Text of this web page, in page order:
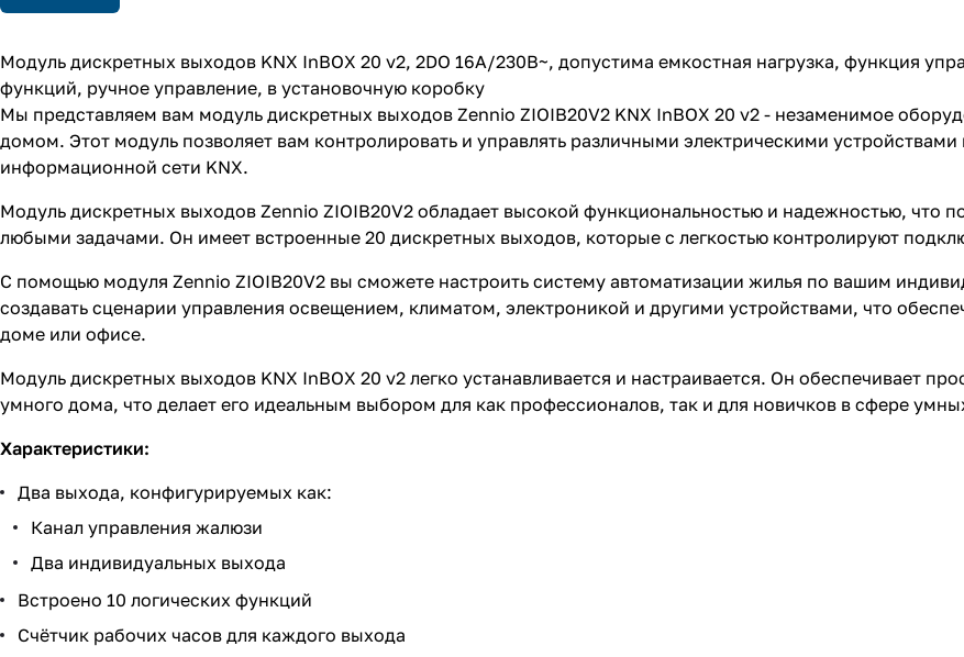
Модуль дискретных выходов KNX InBOX 20 v2, 2DO 16А/230В~, допустима емкостная нагрузка, функция
функций, ручное управление, в установочную коробку
Мы представляем вам модуль дискретных выходов Zennio ZIOIB20V2 KNX InBOX 20 v2 - незаменимое
домом. Этот модуль позволяет вам контролировать и управлять различными электрическими
информационной сети KNX.
Модуль дискретных выходов Zennio ZIOIB20V2 обладает высокой функциональностью и надежностью, что
любыми задачами. Он имеет встроенные 20 дискретных выходов, которые с легкостью контролируют
С помощью модуля Zennio ZIOIB20V2 вы сможете настроить систему автоматизации жилья по вашим
создавать сценарии управления освещением, климатом, электроникой и другими устройствами, что
доме или офисе.
Модуль дискретных выходов KNX InBOX 20 v2 легко устанавливается и настраивается. Он обеспечивает
умного дома, что делает его идеальным выбором для как профессионалов, так и для новичков в сфере
Характеристики:
Два выхода, конфигурируемых как:
Канал управления жалюзи
Два индивидуальных выхода
Встроено 10 логических функций
Счётчик рабочих часов для каждого выхода